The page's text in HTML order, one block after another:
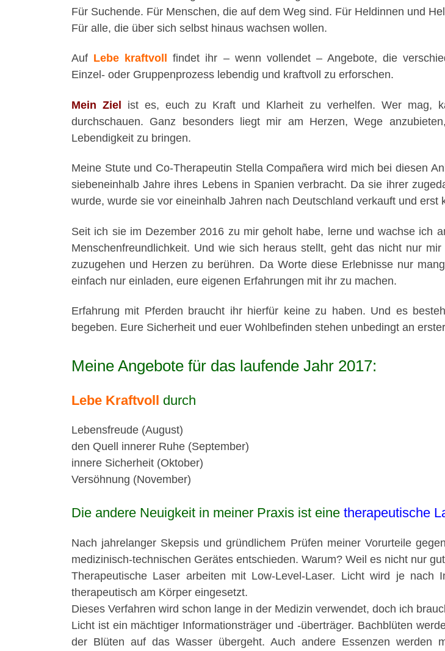
Für Suchende. Für Menschen, die auf dem Weg sind. Für Heldinnen und
Für alle, die über sich selbst hinaus wachsen wollen.
Auf Lebe kraftvollfindet ihr – wenn vollendet – Angebote, die
Einzel- oder Gruppenprozess lebendig und kraftvoll zu erforschen.
Mein Ziel ist es, euch zu Kraft und Klarheit zu verhelfen. Wer mag,
durchschauen. Ganz besonders liegt mir am Herzen, Wege
Lebendigkeit zu bringen.
Meine Stute und Co-Therapeutin Stella Compañera wird mich bei diesen
siebeneinhalb Jahre ihres Lebens in Spanien verbracht. Da sie ihrer
wurde, wurde sie vor eineinhalb Jahren nach Deutschland verkauft und erst
Seit ich sie im Dezember 2016 zu mir geholt habe, lerne und wachse ich
Menschenfreundlichkeit. Und wie sich heraus stellt, geht das nicht nur
zuzugehen und Herzen zu berühren. Da Worte diese Erlebnisse nur
einfach nur einladen, eure eigenen Erfahrungen mit ihr zu machen.
Erfahrung mit Pferden braucht ihr hierfür keine zu haben. Und es
begeben. Eure Sicherheit und euer Wohlbefinden stehen unbedingt an
Meine Angebote für das laufende Jahr 2017:
Lebe Kraftvoll durch
Lebensfreude (August)
den Quell innerer Ruhe (September)
innere Sicherheit (Oktober)
Versöhnung (November)
Die andere Neuigkeit in meiner Praxis ist eine therapeutische
Nach jahrelanger Skepsis und gründlichem Prüfen meiner Vorurteile
medizinisch-technischen Gerätes entschieden. Warum? Weil es nicht nur
Therapeutische Laser arbeiten mit Low-Level-Laser. Licht wird je nach
therapeutisch am Körper eingesetzt.
Dieses Verfahren wird schon lange in der Medizin verwendet, doch ich
Licht ist ein mächtiger Informationsträger und -überträger. Bachblüten
der Blüten auf das Wasser übergeht. Auch andere Essenzen werden